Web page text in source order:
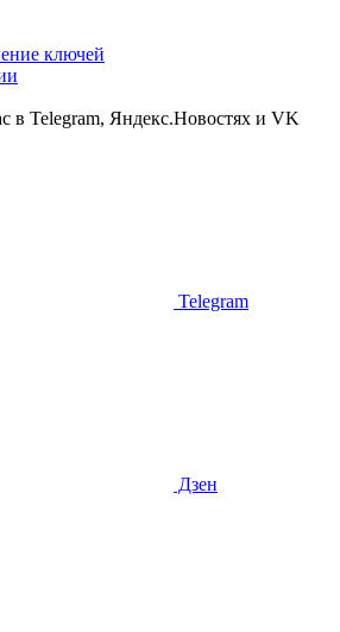
ключей
в Telegram, Яндекс.Новостях и VK
Telegram
Дзен